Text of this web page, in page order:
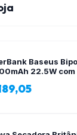
Baseus
22.5W com
FC51